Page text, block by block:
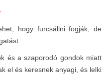
hogy furcsállni fogják, de
és a szaporodó gondok miatt
el és keresnek anyagi, és lelki